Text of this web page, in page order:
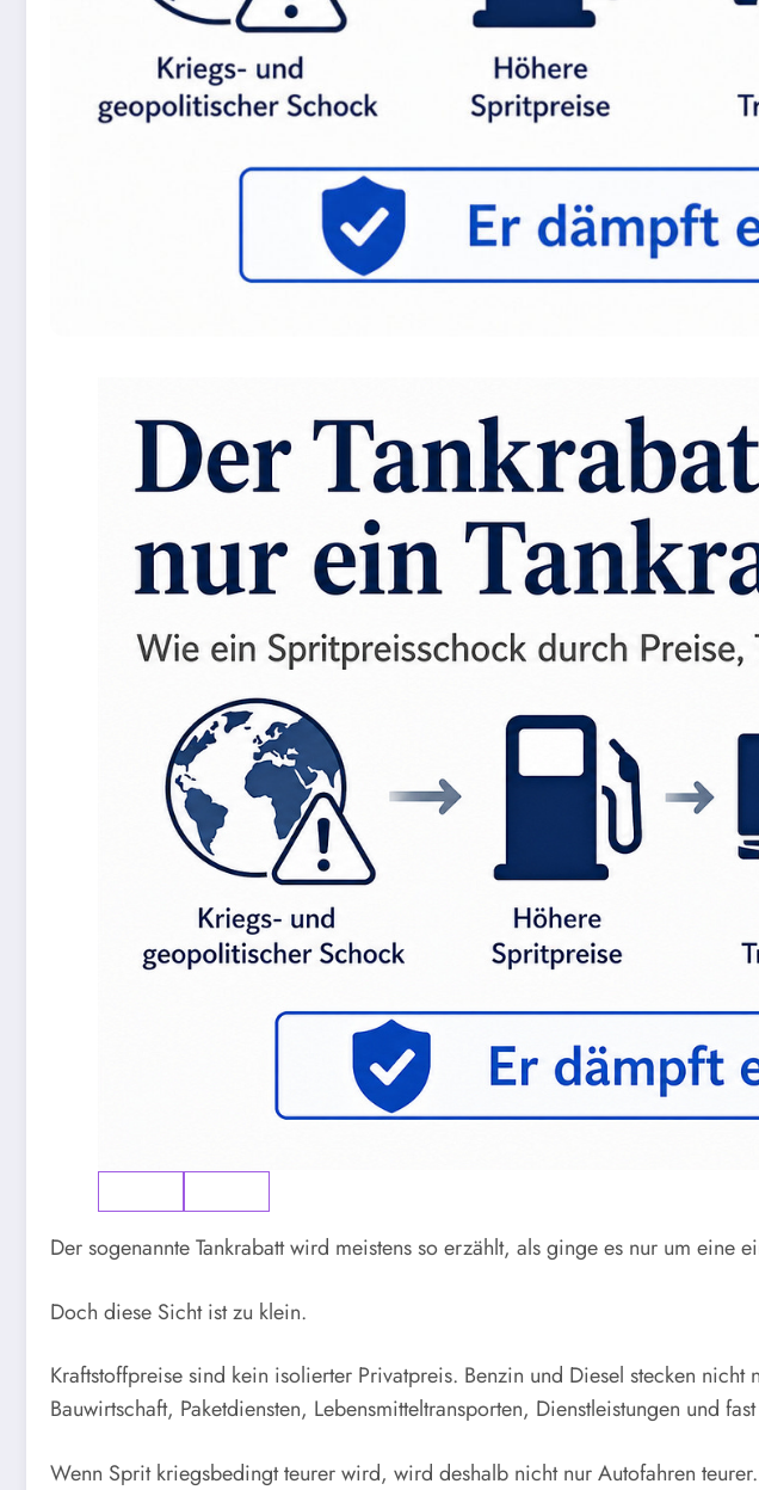
Der sogenannte Tankrabatt wird meistens so erzählt, als ginge es nur um
Doch diese Sicht ist zu klein.
Kraftstoffpreise sind kein isolierter Privatpreis. Benzin und Diesel stecken
Bauwirtschaft, Paketdiensten, Lebensmitteltransporten, Dienstleistungen und
Wenn Sprit kriegsbedingt teurer wird, wird deshalb nicht nur Autofahren